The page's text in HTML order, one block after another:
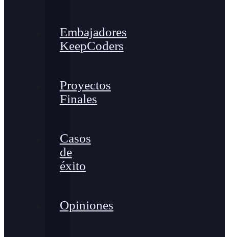
Embajadores
KeepCoders
Proyectos
Finales
Casos
de
éxito
Opiniones